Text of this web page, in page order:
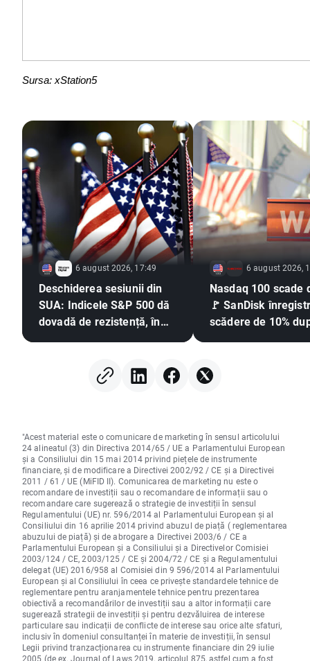
Sursa: xStation5
6 august 2026, 17:49
Deschiderea sesiunii din
SUA: Indicele S&P 500 dă
dovadă de rezistență, în
în urmă 🚩 Western Digital
în scădere cu 12%
6 august 2026,
Nasdaq 100 scade
🚩 SanDisk
scădere de 10%
semiconductorilor
"Acest material este o comunicare de marketing în sensul articolului
24 alineatul (3) din Directiva 2014/65 / UE a Parlamentului European
și a Consiliului din 15 mai 2014 privind piețele de instrumente
financiare, și de modificare a Directivei 2002/92 / CE și a Directivei
2011 / 61 / UE (MiFID II). Comunicarea de marketing nu este o
recomandare de investiții sau o recomandare de informații sau o
recomandare care sugerează o strategie de investiții în sensul
Regulamentului (UE) nr. 596/2014 al Parlamentului European și al
Consiliului din 16 aprilie 2014 privind abuzul de piață ( reglementarea
abuzului de piață) și de abrogare a Directivei 2003/6 / CE a
Parlamentului European și a Consiliului și a Directivelor Comisiei
2003/124 / CE, 2003/125 / CE și 2004/72 / CE și a Regulamentului
delegat (UE) 2016/958 al Comisiei din 9 596/2014 al Parlamentului
European și al Consiliului în ceea ce privește standardele tehnice de
reglementare pentru aranjamentele tehnice pentru prezentarea
obiectivă a recomandărilor de investiții sau a altor informații care
sugerează strategii de investiții și pentru dezvăluirea de interese
particulare sau indicații de conflicte de interese sau orice alte sfaturi,
inclusiv în domeniul consultanței în materie de investiții, în sensul
Legii privind tranzacționarea cu instrumente financiare din 29 iulie
2005 (de ex. Journal of Laws 2019, articolul 875, astfel cum a fost